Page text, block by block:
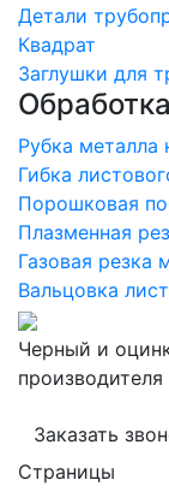
Детали
Квадрат
Заглушки для
Рубка металла
Гибка
Порошковая
Плазменная
Газовая резка
Вальцовка
Черный и
Заказать
Страницы